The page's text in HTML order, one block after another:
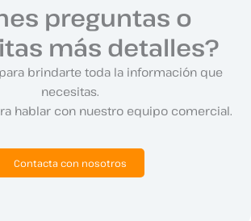
preguntas o
más detalles?
brindarte toda la información que
necesitas.
hablar con nuestro equipo comercial.
Contacta con nosotros